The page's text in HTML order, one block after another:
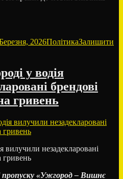
2026ПолітикаЗалишити
у водія
брендові
гривень
вилучили незадекларовані
гривень
пропуску «Ужгород – Вишнє